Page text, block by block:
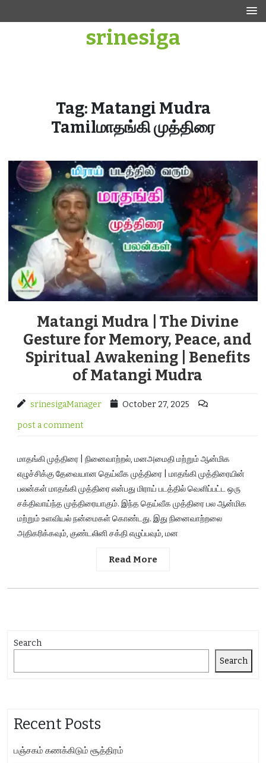
srinesiga
Tag: Matangi Mudra
Tamilமாதங்கி முத்திரை
Matangi Mudra | The Divine
Gesture for Memory, Peace, and
Spiritual Awakening | Benefits
of Matangi Mudra
srinesigaManager October 27, 2025
post a comment
மாதங்கி முத்திரை | நினைவாற்றல், மனஅமைதி மற்றும் ஆன்மிக
எழுச்சிக்கு தேவையான தெய்வீக முத்திரை | மாதங்கி முத்திரையின்
பலன்கள் மாதங்கி முத்திரை என்பது மிராய் படத்தில் வெளிப்பட்ட ஒரு
சக்திவாய்ந்த முத்திரையாகும். இந்த தெய்வீக முத்திரை பல ஆன்மிக
மற்றும் உளவியல் நன்மைகள் கொண்டது. இது நினைவாற்றலை
அதிகரிக்கவும், குண்டலினி சக்தி எழுப்பவும், மன
Read More
Search
Search
Recent Posts
பஞ்சகம் கணக்கிடும் சூத்திரம்